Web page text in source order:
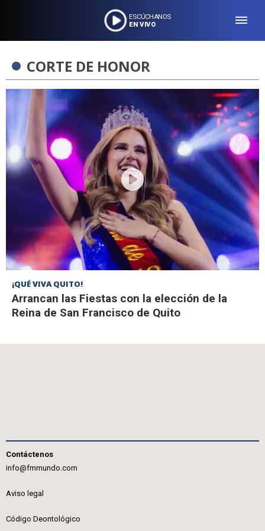
ESCÚCHANOS
EN VIVO
CORTE DE HONOR
¡QUÉ VIVA QUITO!
Arrancan las Fiestas con la elección de la
Reina de San Francisco de Quito
Contáctenos
info@fmmundo.com
Aviso legal
Código Deontológico